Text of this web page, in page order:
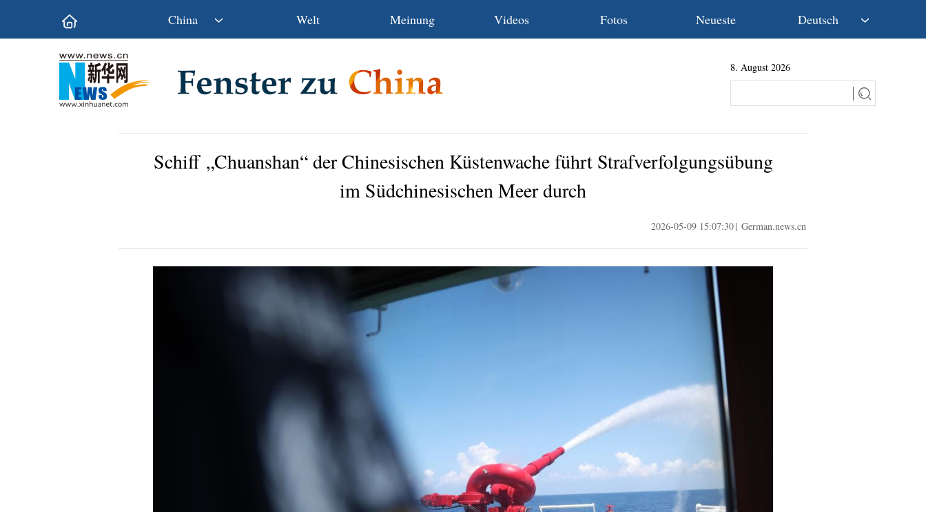
China
Wirtschaft
Kultur&Reise
Welt Meinung Videos Fotos Neueste Deutsch
Français
8. August 2026
Schiff „Chuanshan“ der Chinesischen Küstenwache führt Strafverfolgungsübung
im Südchinesischen Meer durch
2026-05-09 15:07:30| German.news.cn